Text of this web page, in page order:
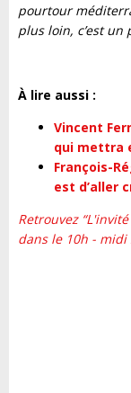
pourtour
plus loin, c’est
À lire aussi :
Vincent
qui mettra
François-
est d’aller
Retrouvez
dans le 10h - midi